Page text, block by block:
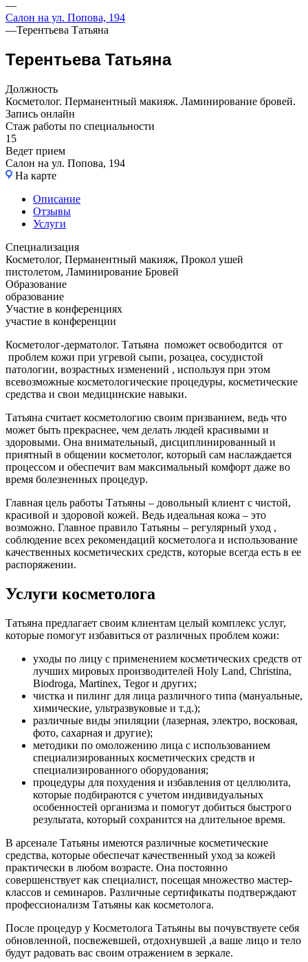
—
Салон на ул. Попова, 194
—Терентьева Татьяна
Терентьева Татьяна
Должность
Косметолог. Перманентный макияж. Ламинирование бровей.
Запись онлайн
Стаж работы по специальности
15
Ведет прием
Салон на ул. Попова, 194
На карте
Описание
Отзывы
Услуги
Специализация
Косметолог, Перманентный макияж, Прокол ушей
пистолетом, Ламинирование Бровей
Образование
образование
Участие в конференциях
участие в конференции
Косметолог-дерматолог. Татьяна поможет освободится от
проблем кожи при угревой сыпи, розацеа, сосудистой
патологии, возрастных изменений , используя при этом
всевозможные косметологические процедуры, косметические
средства и свои медицинские навыки.
Татьяна считает косметологию своим призванием, ведь что
может быть прекраснее, чем делать людей красивыми и
здоровыми. Она внимательный, дисциплинированный и
приятный в общении косметолог, который сам наслаждается
процессом и обеспечит вам максимальный комфорт даже во
время болезненных процедур.
Главная цель работы Татьяны – довольный клиент с чистой,
красивой и здоровой кожей. Ведь идеальная кожа – это
возможно. Главное правило Татьяны – регулярный уход ,
соблюдение всех рекомендаций косметолога и использование
качественных косметических средств, которые всегда есть в ее
распоряжении.
Услуги косметолога
Татьяна предлагает своим клиентам целый комплекс услуг,
которые помогут избавиться от различных проблем кожи:
уходы по лицу с применением косметических средств от
лучших мировых производителей Holy Land, Christina,
Biodroga, Martinex, Tegor и других;
чистка и пилинг для лица различного типа (мануальные,
химические, ультразвуковые и т.д.);
различные виды эпиляции (лазерная, электро, восковая,
фото, сахарная и другие);
методики по омоложению лица с использованием
специализированных косметических средств и
специализированного оборудования;
процедуры для похудения и избавления от целлюлита,
которые подбираются с учетом индивидуальных
особенностей организма и помогут добиться быстрого
результата, который сохранится на длительное время.
В арсенале Татьяны имеются различные косметические
средства, которые обеспечат качественный уход за кожей
практически в любом возрасте. Она постоянно
совершенствует как специалист, посещая множество мастер-
классов и семинаров. Различные сертификаты подтверждают
профессионализм Татьяны как косметолога.
После процедур у Косметолога Татьяны вы почувствуете себя
обновленной, посвежевшей, отдохнувшей ,а ваше лицо и тело
будут радовать вас своим отражением в зеркале.